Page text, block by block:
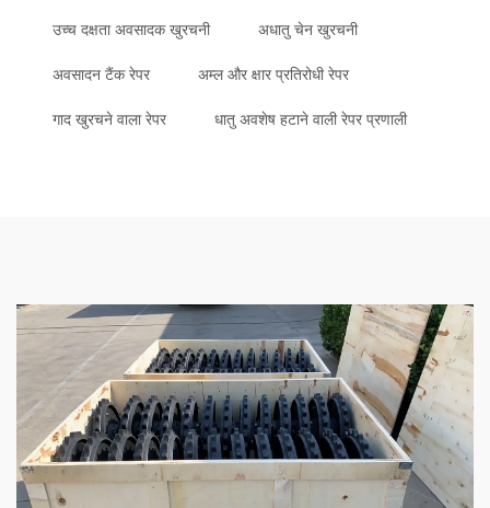
उच्च दक्षता अवसादक खुरचनी अधातु चेन खुरचनी
अवसादन टैंक रेपर अम्ल और क्षार प्रतिरोधी रेपर
गाद खुरचने वाला रेपर धातु अवशेष हटाने वाली रेपर प्रणाली